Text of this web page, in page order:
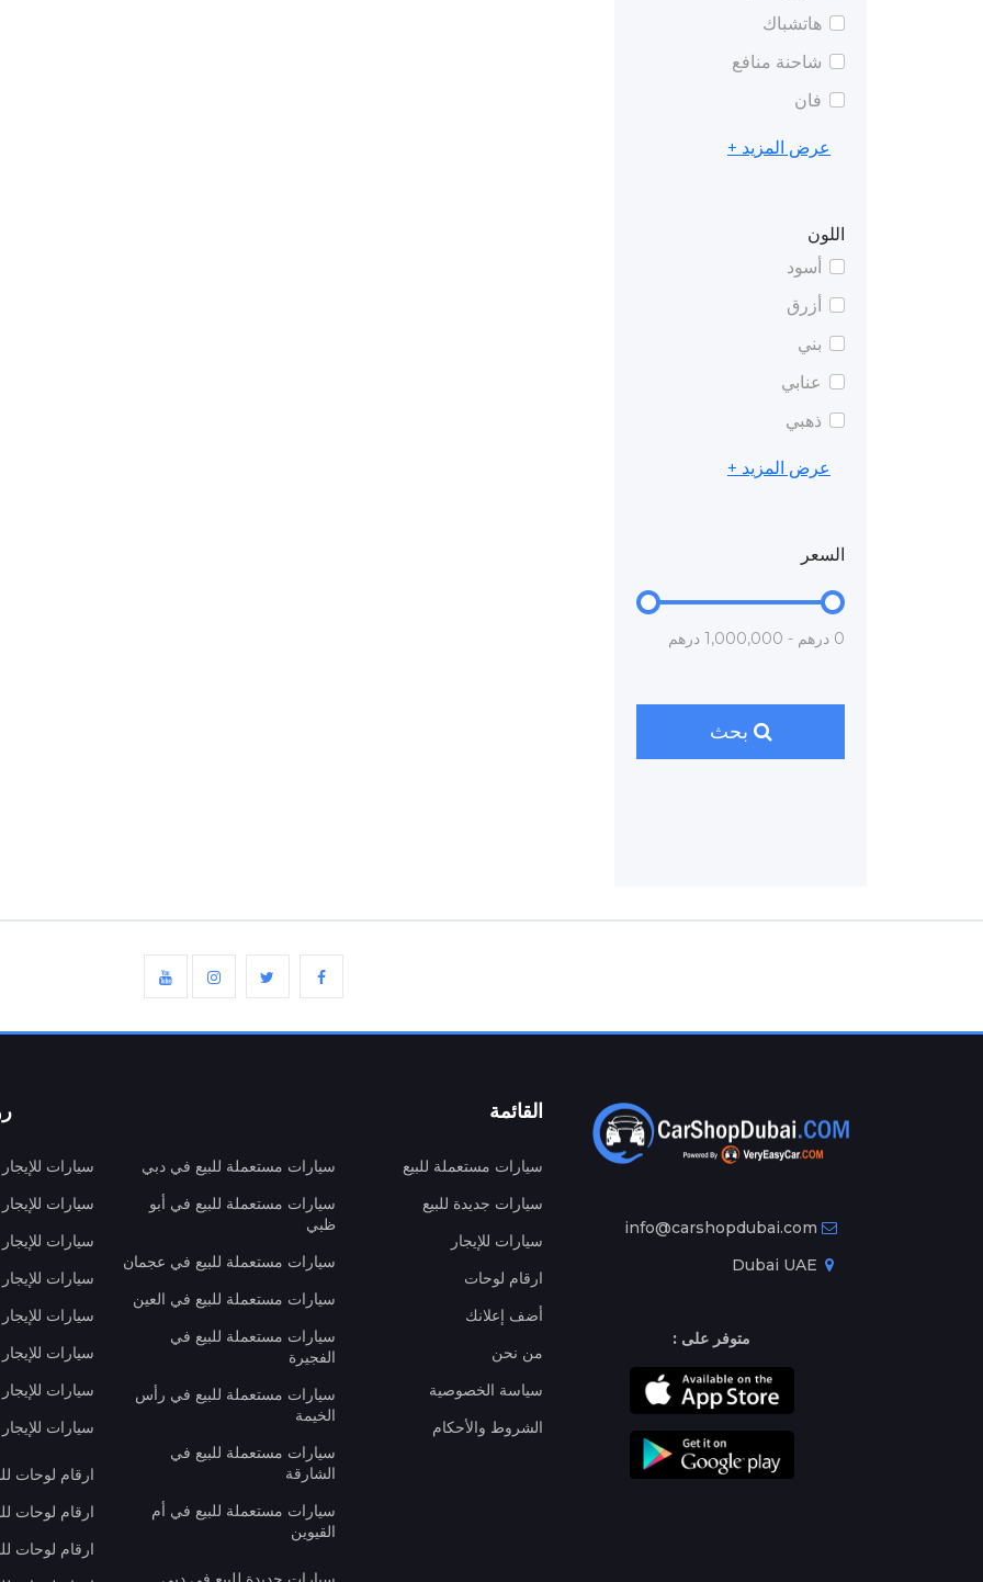
هاتشباك
شاحنة منافع
فان
عرض المزيد +
اللون
أسود
أزرق
بني
عنابي
ذهبي
عرض المزيد +
السعر
0 درهم - 1,000,000 درهم
بحث
info@carshopdubai.com
متوفر على :
القائمة
سيارات مستعملة للبيع
سيارات جديدة للبيع
سيارات للإيجار
ارقام لوحات
أضف إعلانك
من نحن
سياسة الخصوصية
الشروط والأحكام
سيارات مستعملة للبيع في دبي
سيارات مستعملة للبيع في أبو
ظبي
سيارات مستعملة للبيع في عجمان
سيارات مستعملة للبيع في العين
سيارات مستعملة للبيع في
الفجيرة
سيارات مستعملة للبيع في رأس
الخيمة
سيارات مستعملة للبيع في
الشارقة
سيارات مستعملة للبيع في أم
القيوين
سيارات
سيارات
سيارات
سيارات
سيارات
سيارات
سيارات
سيارات
ارقام لوحات
ارقام لوحات
ارقام لوحات